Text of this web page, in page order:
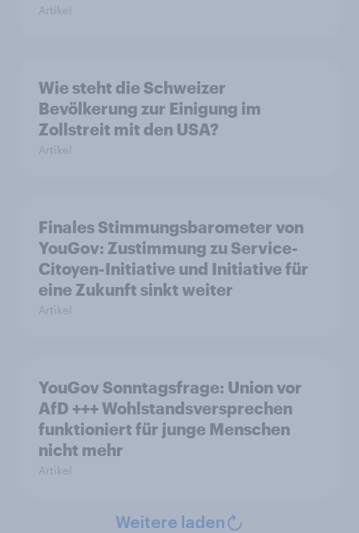
Artikel
Wie steht die Schweizer
Bevölkerung zur Einigung im
Zollstreit mit den USA?
Artikel
Finales Stimmungsbarometer von
YouGov: Zustimmung zu Service-
Citoyen-Initiative und Initiative für
eine Zukunft sinkt weiter
Artikel
YouGov Sonntagsfrage: Union vor
AfD +++ Wohlstandsversprechen
funktioniert für junge Menschen
nicht mehr
Artikel
Weitere laden